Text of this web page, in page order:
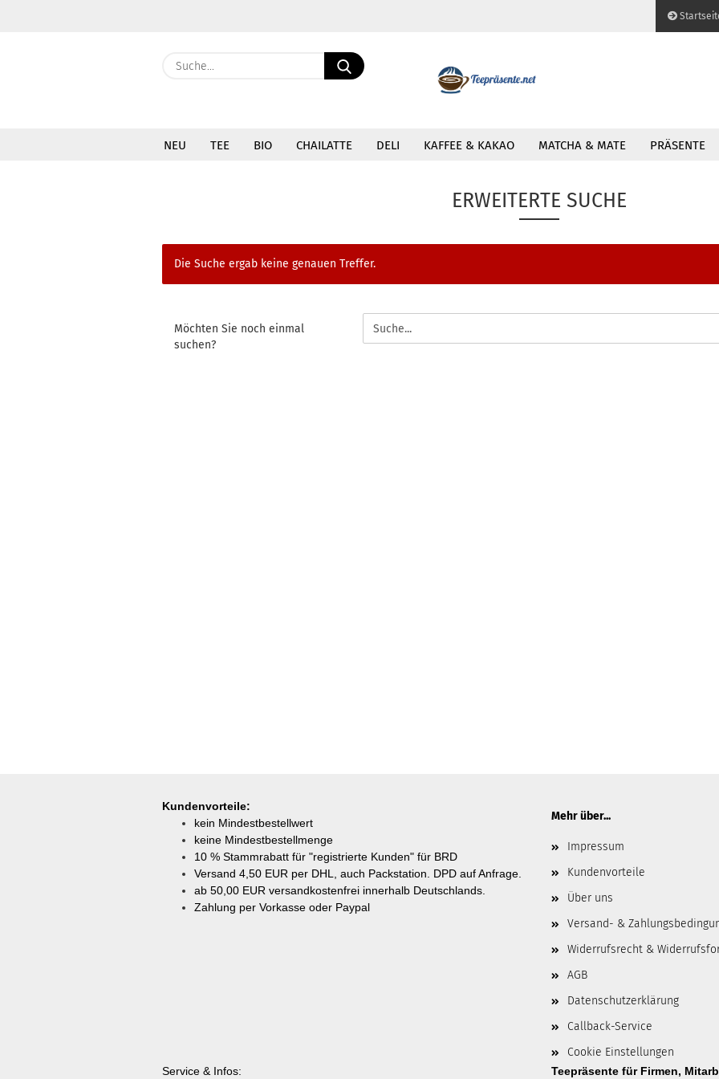
Passwort
Konto erstellen
Suche...
NEU TEE BIO CHAILATTE DELI KAFFEE & KAKAO MATCHA & MATE PRÄSENTE
ERWEITERTE SUCHE
Die Suche ergab keine genauen Treffer.
SIE
NOCH
Möchten Sie noch einmal
suchen?
Kundenvorteile:
kein Mindestbestellwert
keine Mindestbestellmenge
10 % Stammrabatt für "registrierte Kunden" für BRD
Versand 4,50 EUR per DHL, auch Packstation. DPD auf Anfrage.
ab 50,00 EUR versandkostenfrei innerhalb Deutschlands.
Zahlung per Vorkasse oder Paypal
Mehr über...
Impressum
Kundenvorteile
Über uns
Versand- &
Widerrufsrecht &
AGB
Datenschutzerklärung
Callback-Service
Cookie Einstellungen
Service & Infos: Teepräsente für Firmen,